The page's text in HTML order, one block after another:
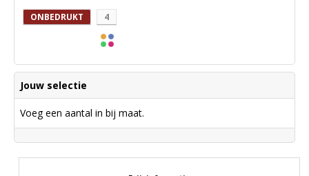
ONBEDRUKT 4
Jouw selectie
Voeg een aantal in bij maat.